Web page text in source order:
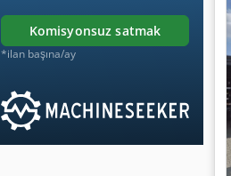
komisyonsuz satmak
*ilan başına/ay